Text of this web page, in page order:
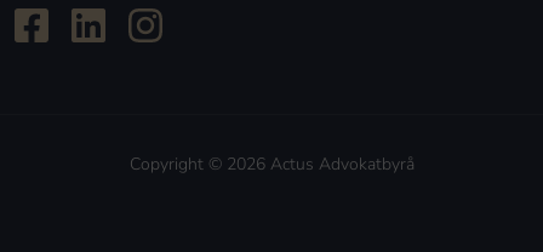
Copyright © 2026 Actus Advokatbyrå